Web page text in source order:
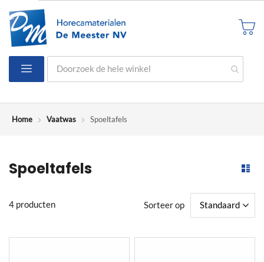
naar
de
inhoud
Toggle
Nav
Home Vaatwas Spoeltafels
Spoeltafels
4 producten Sorteer op